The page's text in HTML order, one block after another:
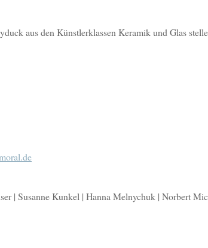
aus den Künstlerklassen Keramik und Glas
| Susanne Kunkel | Hanna Melnychuk | Norbert